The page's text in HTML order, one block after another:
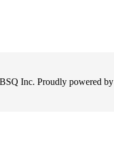
Inc. Proudly powered by